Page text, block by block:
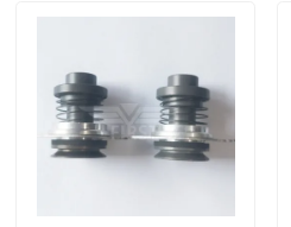
Tentang Kami
Tur Pabrik
Kontrol Kualitas